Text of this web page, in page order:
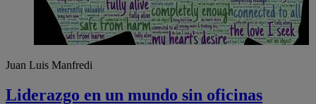
Juan Luis Manfredi
Liderazgo en un mundo sin oficinas